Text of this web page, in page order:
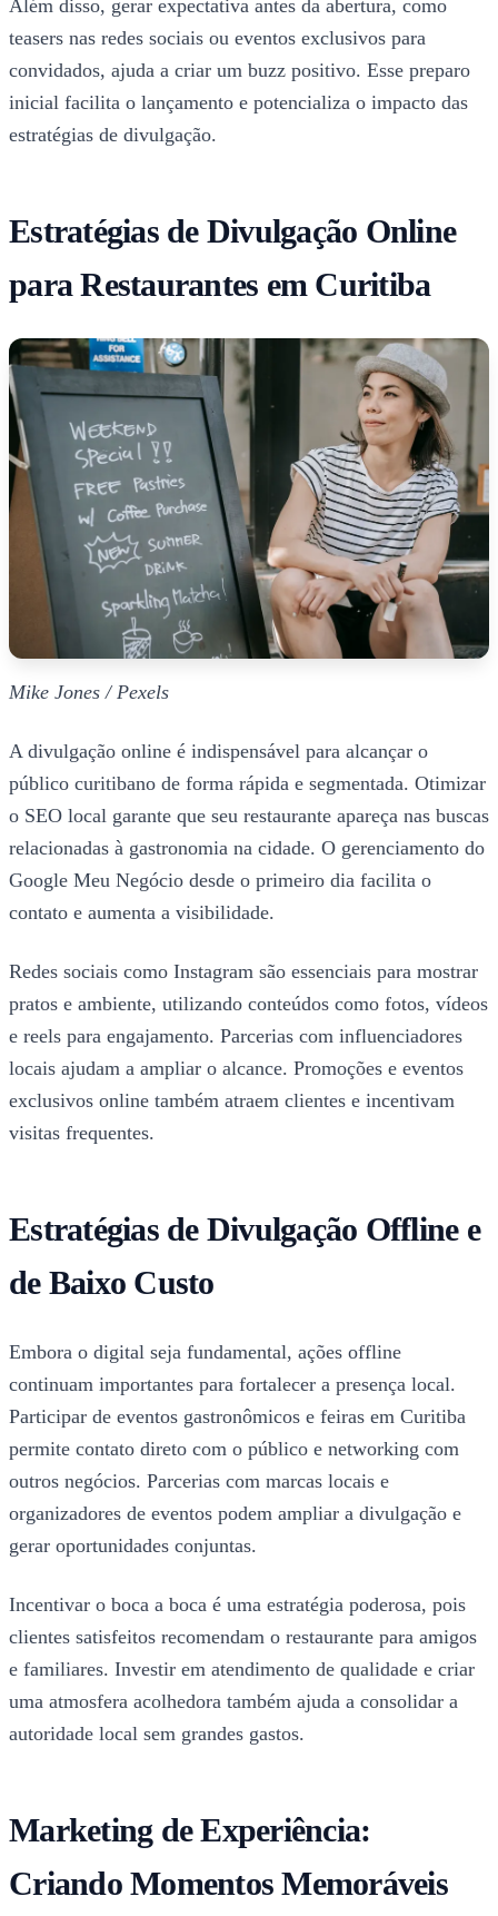
Além disso, gerar expectativa antes da abertura, como
teasers nas redes sociais ou eventos exclusivos para
convidados, ajuda a criar um buzz positivo. Esse preparo
inicial facilita o lançamento e potencializa o impacto das
estratégias de divulgação.
Estratégias de Divulgação Online
para Restaurantes em Curitiba
Mike Jones / Pexels
A divulgação online é indispensável para alcançar o
público curitibano de forma rápida e segmentada. Otimizar
o SEO local garante que seu restaurante apareça nas buscas
relacionadas à gastronomia na cidade. O gerenciamento do
Google Meu Negócio desde o primeiro dia facilita o
contato e aumenta a visibilidade.
Redes sociais como Instagram são essenciais para mostrar
pratos e ambiente, utilizando conteúdos como fotos, vídeos
e reels para engajamento. Parcerias com influenciadores
locais ajudam a ampliar o alcance. Promoções e eventos
exclusivos online também atraem clientes e incentivam
visitas frequentes.
Estratégias de Divulgação Offline e
de Baixo Custo
Embora o digital seja fundamental, ações offline
continuam importantes para fortalecer a presença local.
Participar de eventos gastronômicos e feiras em Curitiba
permite contato direto com o público e networking com
outros negócios. Parcerias com marcas locais e
organizadores de eventos podem ampliar a divulgação e
gerar oportunidades conjuntas.
Incentivar o boca a boca é uma estratégia poderosa, pois
clientes satisfeitos recomendam o restaurante para amigos
e familiares. Investir em atendimento de qualidade e criar
uma atmosfera acolhedora também ajuda a consolidar a
autoridade local sem grandes gastos.
Marketing de Experiência:
Criando Momentos Memoráveis